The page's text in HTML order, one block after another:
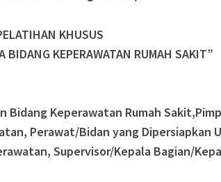
KHUSUS
BIDANG KEPERAWATAN RUMAH SAKIT”
Bidang Keperawatan Rumah
Perawat/Bidan yang Dipersiapkan
Supervisor/Kepala Bagian/